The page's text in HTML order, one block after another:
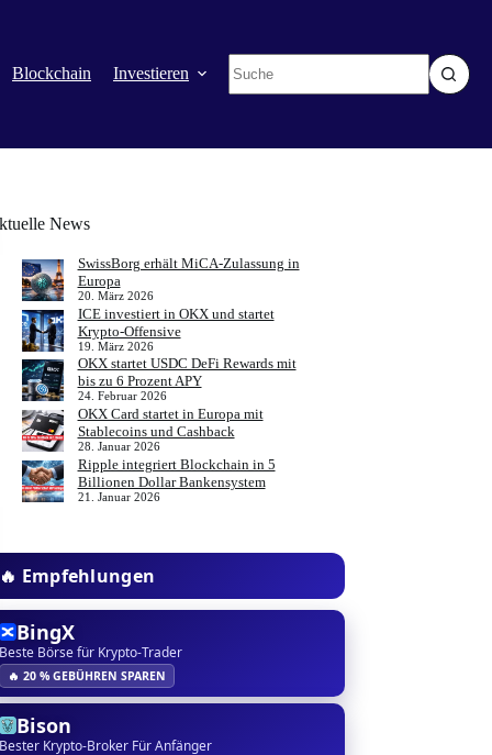
Blockchain Investieren Mehr
Ergebnisse
News
SwissBorg erhält MiCA-Zulassung in
Europa
20. März 2026
ICE investiert in OKX und startet
Krypto-Offensive
19. März 2026
OKX startet USDC DeFi Rewards mit
bis zu 6 Prozent APY
24. Februar 2026
OKX Card startet in Europa mit
Stablecoins und Cashback
28. Januar 2026
Ripple integriert Blockchain in 5
Billionen Dollar Bankensystem
21. Januar 2026
🔥 Empfehlungen
BingX
Beste Börse für Krypto-Trader
🔥 20 % GEBÜHREN SPAREN
Bison
Bester Krypto-Broker Für Anfänger